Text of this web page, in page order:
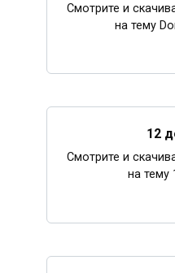
Смотрите и
на тему
12
Смотрите и
на тему